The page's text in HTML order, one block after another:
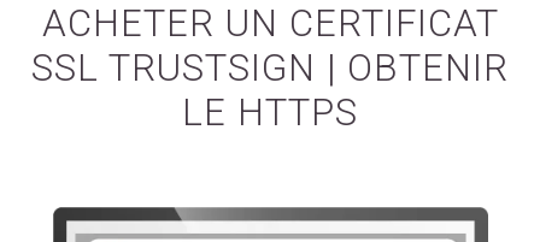
ACHETER UN CERTIFICAT
SSL TRUSTSIGN | OBTENIR
LE HTTPS